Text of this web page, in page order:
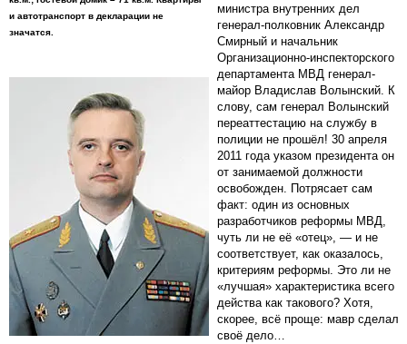
и автотранспорт в декларации не
значатся.
министра внутренних дел
генерал-полковник Александр
Смирный и начальник
Организационно-инспекторского
департамента МВД генерал-
майор Владислав Волынский. К
слову, сам генерал Волынский
переаттестацию на службу в
полиции не прошёл! 30 апреля
2011 года указом президента он
от занимаемой должности
освобожден. Потрясает сам
факт: один из основных
разработчиков реформы МВД,
чуть ли не её «отец», — и не
соответствует, как оказалось,
критериям реформы. Это ли не
«лучшая» характеристика всего
действа как такового? Хотя,
скорее, всё проще: мавр сделал
своё дело…